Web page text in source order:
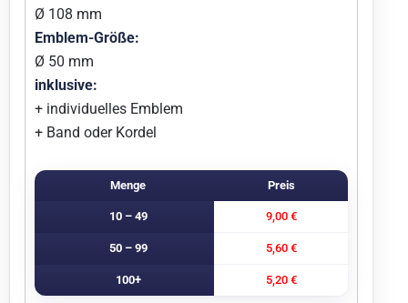
Ø 108 mm
Emblem-Größe:
Ø 50 mm
inklusive:
+ individuelles Emblem
+ Band oder Kordel
Menge Preis
10 – 49 9,00 €
50 – 99 5,60 €
100+ 5,20 €